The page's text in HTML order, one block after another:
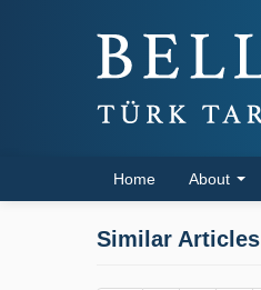
Home About
Similar Articles